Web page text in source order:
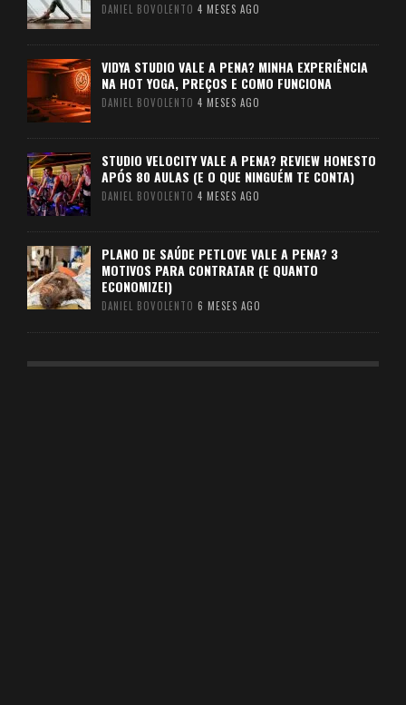
DANIEL BOVOLENTO 4 MESES AGO
VIDYA STUDIO VALE A PENA? MINHA EXPERIÊNCIA
NA HOT YOGA, PREÇOS E COMO FUNCIONA
DANIEL BOVOLENTO 4 MESES AGO
STUDIO VELOCITY VALE A PENA? REVIEW HONESTO
APÓS 80 AULAS (E O QUE NINGUÉM TE CONTA)
DANIEL BOVOLENTO 4 MESES AGO
PLANO DE SAÚDE PETLOVE VALE A PENA? 3
MOTIVOS PARA CONTRATAR (E QUANTO
ECONOMIZEI)
DANIEL BOVOLENTO 6 MESES AGO